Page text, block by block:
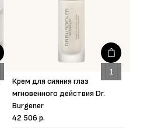
Крем для сияния глаз
мгновенного действия Dr.
Burgener
42 506 р.